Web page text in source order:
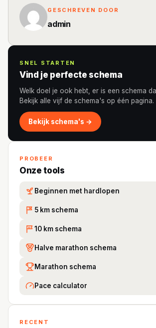
GESCHREVEN DOOR
admin
SNEL STARTEN
Vind je perfecte schema
Welk doel je ook hebt, er is een schema
Bekijk alle vijf de schema's op één pagina.
Bekijk schema's →
PROBEER
Onze tools
Beginnen met hardlopen
5K 5 km schema
10 10 km schema
Halve marathon schema
Marathon schema
Pace calculator
RECENT